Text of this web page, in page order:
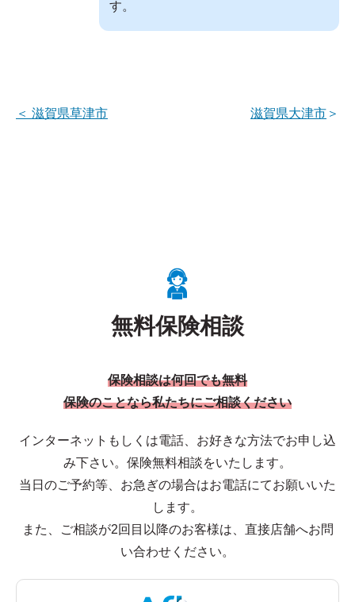
す。
＜ 滋賀県草津市 ＞
滋賀県大津市
無料保険相談
保険相談は何回でも無料
保険のことなら私たちにご相談ください
インターネットもしくは電話、お好きな方法でお申し込
み下さい。保険無料相談をいたします。
当日のご予約等、お急ぎの場合はお電話にてお願いいた
します。
また、ご相談が2回目以降のお客様は、直接店舗へお問
い合わせください。